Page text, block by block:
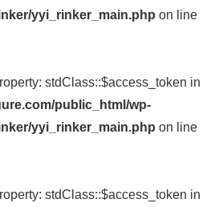
yyi_rinker_main.php on line
stdClass::$access_token in
public_html/wp-
yyi_rinker_main.php on line
stdClass::$access_token in